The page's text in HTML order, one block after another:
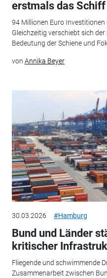
erstmals das Schiff
94 Millionen Euro Investitionen
Gleichzeitig verschiebt sich
Bedeutung der Schiene und
von Annika Beyer
30.03.2026 #Hamburg
Bund und Länder
kritischer
Fliegende und schwimmende
Zusammenarbeit zwischen